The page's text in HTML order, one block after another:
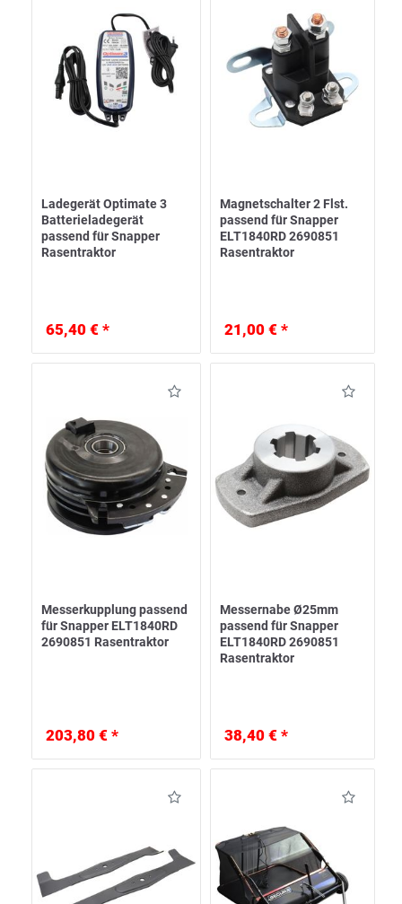
Ladegerät Optimate 3
Batterieladegerät
passend für Snapper
Rasentraktor
65,40 € *
Magnetschalter 2 Flst.
passend für Snapper
ELT1840RD 2690851
Rasentraktor
21,00 € *
Messerkupplung passend
für Snapper ELT1840RD
2690851 Rasentraktor
203,80 € *
Messernabe Ø25mm
passend für Snapper
ELT1840RD 2690851
Rasentraktor
38,40 € *